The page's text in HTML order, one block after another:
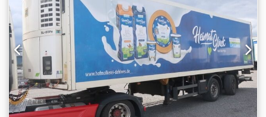
нержавеющей стали Эксплуатация одним оператором
Упаковка хлебобулочных изделий, таких как хлеб, нарезка,
булочки, круассаны и др., а также других пищевых и
непищевых продуктов Подключение: 230 В Новое
оборудование С гарантией + сервис запчастей Качество от
профессионалов! Воспользуйтесь опытом более 35 лет!
Опции: Клипбанд Договор на обслуживание Сервисный
пакет Доставка Инструктаж и ввод в эксплуатацию Посетите
нашу большую выставку! Dsdpfsw S Slhox Adxock